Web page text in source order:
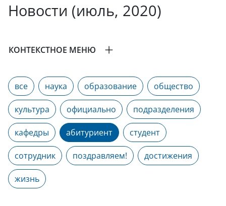
Новости (июль, 2020)
КОНТЕКСТНОЕ МЕНЮ
все наука образование общество
культура официально подразделения
кафедры абитуриент студент
сотрудник поздравляем! достижения
жизнь